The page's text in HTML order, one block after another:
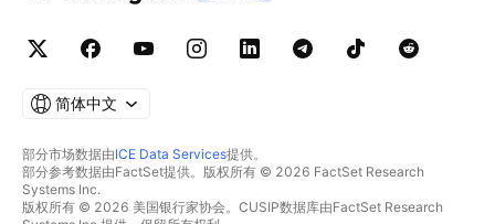
简体中文
部分市场数据由ICE Data Services提供。
部分参考数据由FactSet提供。版权所有 © 2026 FactSet Research
Systems Inc.
版权所有 © 2026 美国银行家协会。CUSIP数据库由FactSet Research